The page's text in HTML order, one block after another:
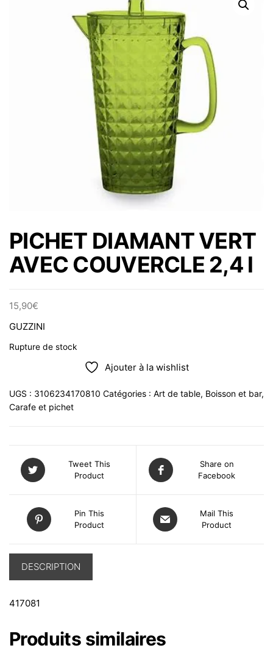
H24 INCASSABLE HAUT DE
GAMME 1.0 L
PICHET DIAMANT VERT
AVEC COUVERCLE 2,4 l
15,90€
GUZZINI
Rupture de stock
Ajouter à la wishlist
UGS : 3106234170810 Catégories : Art de table, Boisson et bar,
Carafe et pichet
Tweet This
Product
Share on
Facebook
Pin This
Product
Mail This
Product
DESCRIPTION
417081
Produits similaires